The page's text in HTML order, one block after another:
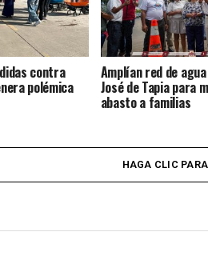
contra
polémica
Amplían red de
José de Tapia para
abasto a familias
HAGA CLIC